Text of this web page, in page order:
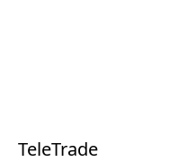
TeleTrade